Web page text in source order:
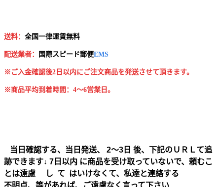
送料： 全国一律運賃無料
配送業者： 国 際スピード郵便EMS
※ご入金確認後2日以内にご注文商品を発送させて頂きます。
※商品平均到着時間：4～6営業日。
当日確認する、当日発送、 2～3日 後、下記のＵＲＬて追
跡できます↓ 7日以内 に商品を受け取っていないで、頼むこ
とは遠慮 し て はいけなくて、私達と連絡する
不明点、等があれば、ご遠慮なく言って下さい